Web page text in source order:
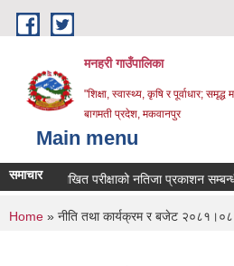
Skip to main content
मनहरी गाउँपालिका
"शिक्षा, स्वास्थ्य, कृषि र पूर्वाधार;
बागमती प्रदेश, मकवानपुर
Main menu
समाचारलिखित परीक्षाको नतिजा प्रकाशन सम्बन्धी
You are here
Home » नीति तथा कार्यक्रम र बजेट